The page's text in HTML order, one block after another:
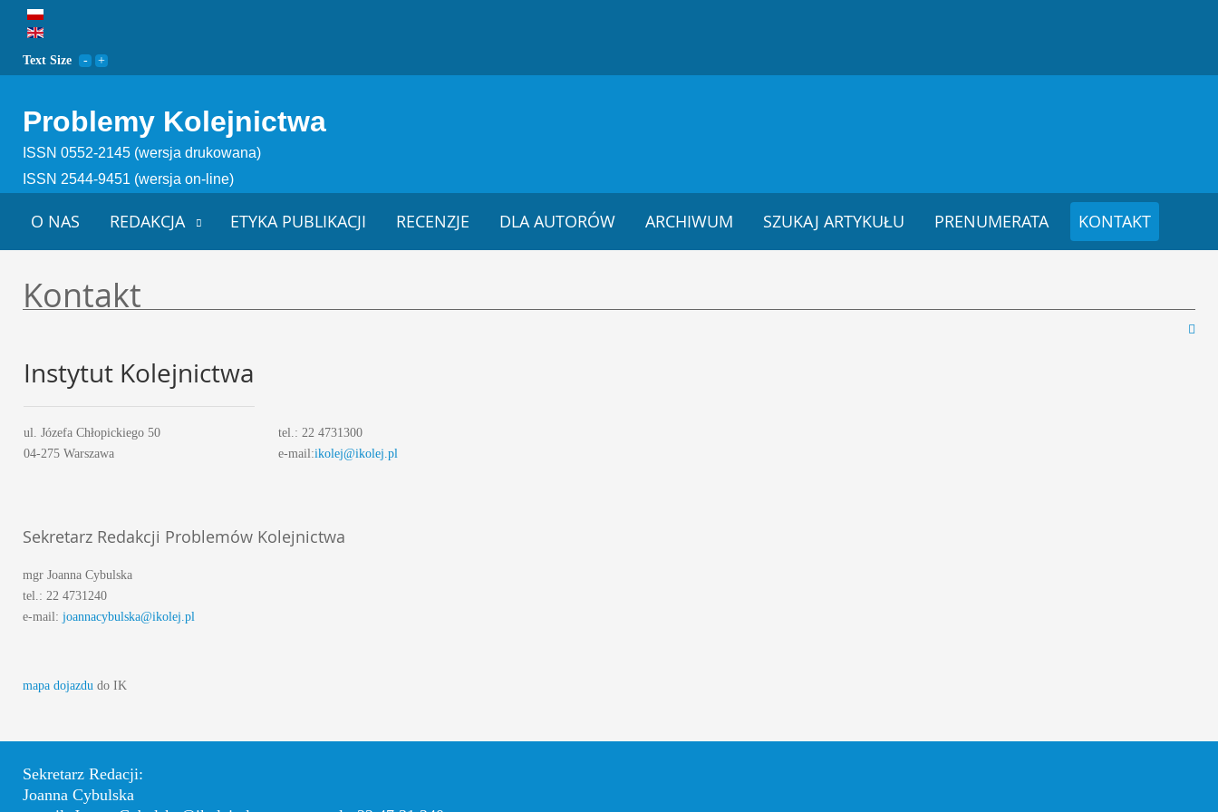
Text Size
Problemy Kolejnictwa
ISSN 0552-2145 (wersja drukowana)
ISSN 2544-9451 (wersja on-line)
O NAS REDAKCJA ETYKA PUBLIKACJI RECENZJE DLA AUTORÓW ARCHIWUM SZUKAJ ARTYKUŁU PRENUMERATA KONTAKT
Kontakt
Instytut Kolejnictwa
ul. Józefa Chłopickiego 50
04-275 Warszawa
tel.: 22 4731300
e-mail:ikolej@ikolej.pl
Sekretarz Redakcji Problemów Kolejnictwa
mgr Joanna Cybulska
tel.: 22 4731240
e-mail: joannacybulska@ikolej.pl
mapa dojazdu do IK
Sekretarz Redacji:
Joanna Cybulska